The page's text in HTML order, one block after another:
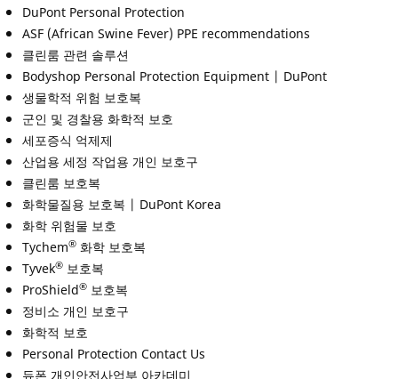
DuPont Personal Protection
ASF (African Swine Fever) PPE recommendations
클린룸 관련 솔루션
Bodyshop Personal Protection Equipment | DuPont
생물학적 위험 보호복
군인 및 경찰용 화학적 보호
세포증식 억제제
산업용 세정 작업용 개인 보호구
클린룸 보호복
화학물질용 보호복 | DuPont Korea
화학 위험물 보호
Tychem® 화학 보호복
Tyvek® 보호복
ProShield® 보호복
정비소 개인 보호구
화학적 보호
Personal Protection Contact Us
듀폰 개인안전사업부 아카데미